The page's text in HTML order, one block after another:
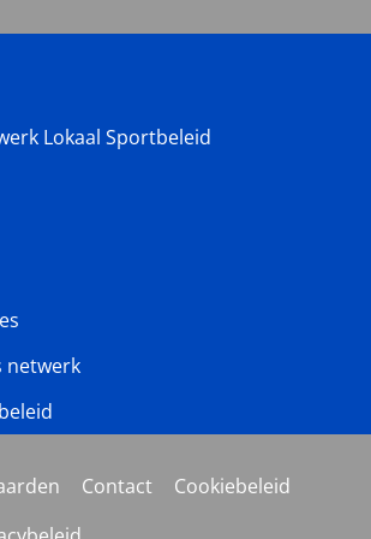
Lokaal Sportbeleid
netwerk
Contact
Cookiebeleid